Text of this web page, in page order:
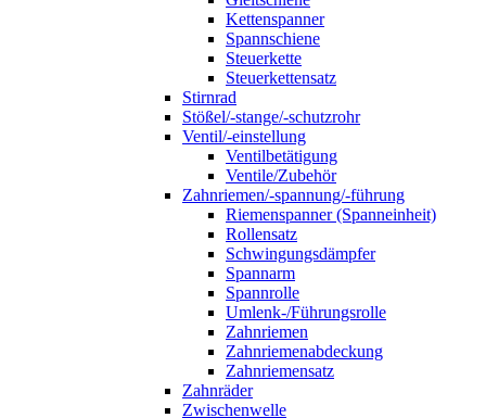
Kettenspanner
Spannschiene
Steuerkette
Steuerkettensatz
Stirnrad
Stößel/-stange/-schutzrohr
Ventil/-einstellung
Ventilbetätigung
Ventile/Zubehör
Zahnriemen/-spannung/-führung
Riemenspanner (Spanneinheit)
Rollensatz
Schwingungsdämpfer
Spannarm
Spannrolle
Umlenk-/Führungsrolle
Zahnriemen
Zahnriemenabdeckung
Zahnriemensatz
Zahnräder
Zwischenwelle